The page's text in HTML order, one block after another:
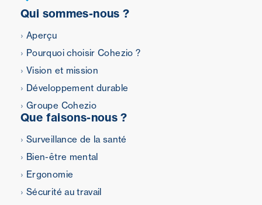
Qui sommes-nous ?
Aperçu
Pourquoi choisir Cohezio ?
Vision et mission
Développement durable
Groupe Cohezio
Que faisons-nous ?
Surveillance de la santé
Bien-être mental
Ergonomie
Sécurité au travail